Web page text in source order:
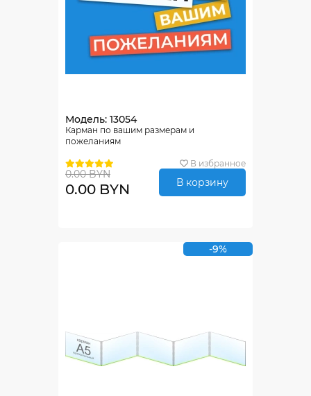
Модель: 13054
Карман по вашим размерам и
пожеланиям
В избранное
0.00 BYN
0.00 BYN В корзину
-9%